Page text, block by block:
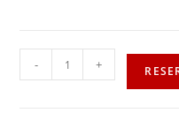
- +